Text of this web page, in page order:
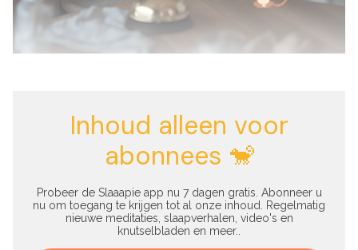
Inhoud alleen voor
abonnees 🐒
Probeer de Slaaapie app nu 7 dagen gratis. Abonneer u
nu om toegang te krijgen tot al onze inhoud. Regelmatig
nieuwe meditaties, slaapverhalen, video's en
knutselbladen en meer..